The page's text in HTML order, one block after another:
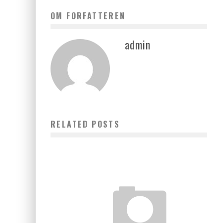
OM FORFATTEREN
admin
RELATED POSTS